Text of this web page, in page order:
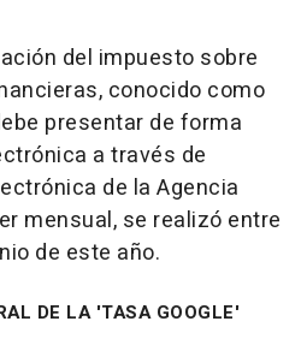
del impuesto sobre
conocido como
presentar de forma
a través de
de la Agencia
mensual, se realizó entre
de este año.
DE LA 'TASA GOOGLE'